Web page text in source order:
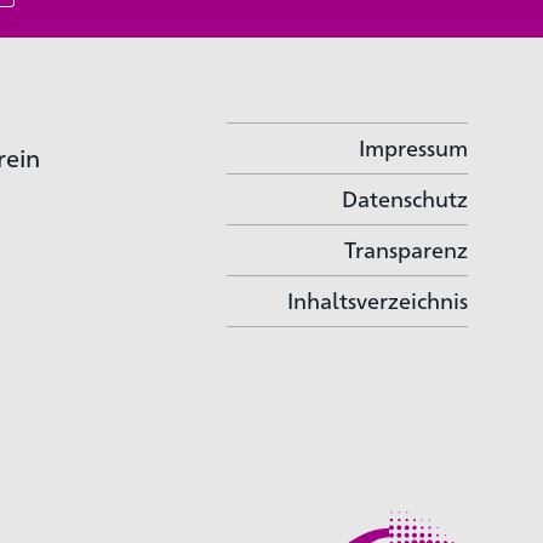
Impressum
Datenschutz
Transparenz
Inhaltsverzeichnis